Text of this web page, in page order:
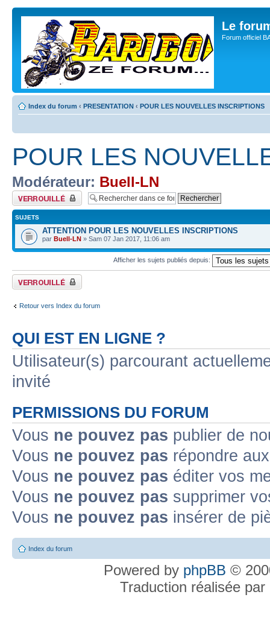
Le
Forum officiel
Index du forum ‹ PRESENTATION ‹ POUR LES NOUVELLES INSCRIPTIONS
POUR LES
Modérateur: Buell-LN
Forum verrouillé
SUJETS
ATTENTION POUR LES NOUVELLES INSCRIPTIONS
par Buell-LN » Sam 07 Jan 2017, 11:06 am
Afficher les sujets publiés depuis:
Forum verrouillé
Retour vers Index du forum
QUI EST EN LIGNE ?
Utilisateur(s) parcourant
invité
PERMISSIONS DU FORUM
Vous ne pouvez pas publier de
Vous ne pouvez pas répondre
Vous ne pouvez pas éditer vos
Vous ne pouvez pas supprimer
Vous ne pouvez pas insérer de
Index du forum
Powered by phpBB ©
Traduction réalisée par